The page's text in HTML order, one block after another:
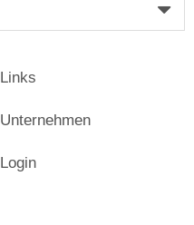
Links
Unternehmen
Login